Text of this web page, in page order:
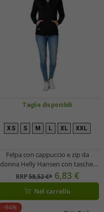
Taglie disponibili
XS S M L XL XXL
Felpa con cappuccio e zip da
donna Helly Hansen con tasche,
280 g/m², 79217_990, nera
RRP58,52 €* 6,83 €
Nel carrello
-94%